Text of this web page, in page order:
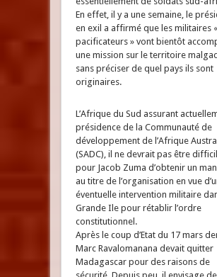
En effet, il y a une semaine, le
en exil a affirmé que les militaires «
pacificateurs » vont bientôt
une mission sur le territoire
sans préciser de quel pays ils sont
originaires.
L’Afrique du Sud assurant
présidence de la Communauté de
développement de l’Afrique
(SADC), il ne devrait pas être
pour Jacob Zuma d’obtenir un
au titre de l’organisation en vue
éventuelle intervention militaire
Grande Ile pour rétablir l’ordre
constitutionnel.
Après le coup d’Etat du 17 mars
Marc Ravalomanana devait quitter
Madagascar pour des raisons de